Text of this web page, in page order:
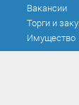
Вакансии
Торги и
Имущество